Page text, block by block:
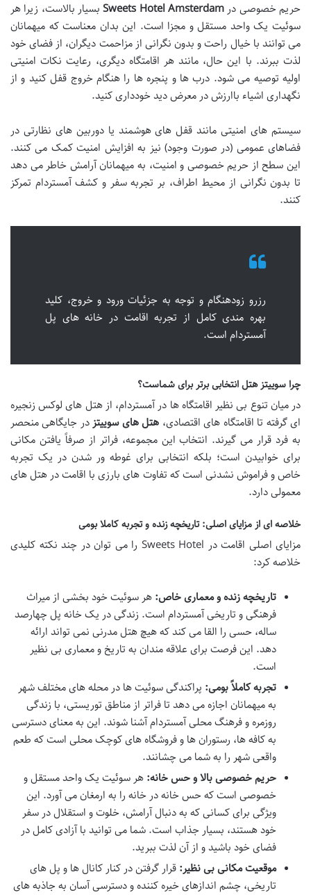
حریم خصوصی در Sweets Hotel Amsterdamبسیار بالاست، زیرا هر
سوئیت یک واحد مستقل و مجزا است. این بدان معناست که میهمانان
می توانند با خیال راحت و بدون نگرانی از مزاحمت دیگران، از فضای خود
لذت ببرند. با این حال، مانند هر اقامتگاه دیگری، رعایت نکات امنیتی
اولیه توصیه می شود. درب ها و پنجره ها را هنگام خروج قفل کنید و از
نگهداری اشیاء باارزش در معرض دید خودداری کنید.
سیستم های امنیتی مانند قفل های هوشمند یا دوربین های نظارتی در
فضاهای عمومی (در صورت وجود) نیز به افزایش امنیت کمک می کنند.
این سطح از حریم خصوصی و امنیت، به میهمانان آرامش خاطر می دهد
تا بدون نگرانی از محیط اطراف، بر تجربه سفر و کشف آمستردام تمرکز
کنند.
رزرو زودهنگام و توجه به جزئیات ورود و خروج، کلید
بهره مندی کامل از تجربه اقامت در خانه های پل
آمستردام است.
چرا سوییتز هتل انتخابی برتر برای شماست؟
در میان تنوع بی نظیر اقامتگاه ها در آمستردام، از هتل های لوکس زنجیره
ای گرفته تا اقامتگاه های اقتصادی، هتل های سوییتز در جایگاهی منحصر
به فرد قرار می گیرند. انتخاب این مجموعه، فراتر از صرفاً یافتن مکانی
برای خوابیدن است؛ بلکه انتخابی برای غوطه ور شدن در یک تجربه
خاص و فراموش نشدنی است که تفاوت های بارزی با اقامت در هتل های
معمولی دارد.
خلاصه ای از مزایای اصلی: تاریخچه زنده و تجربه کاملا بومی
مزایای اصلی اقامت در Sweets Hotel را می توان در چند نکته کلیدی
خلاصه کرد:
تاریخچه زنده و معماری خاص: هر سوئیت خود بخشی از میراث
فرهنگی و تاریخی آمستردام است. زندگی در یک خانه پل چهارصد
ساله، حسی را القا می کند که هیچ هتل مدرنی نمی تواند ارائه
دهد. این فرصت برای علاقه مندان به تاریخ و معماری بی نظیر
است.
تجربه کاملاً بومی: پراکندگی سوئیت ها در محله های مختلف شهر
به میهمانان اجازه می دهد تا فراتر از مناطق توریستی، با زندگی
روزمره و فرهنگ محلی آمستردام آشنا شوند. این به معنای دسترسی
به کافه ها، رستوران ها و فروشگاه های کوچک محلی است که طعم
واقعی شهر را به شما می چشانند.
حریم خصوصی بالا و حس خانه: هر سوئیت یک واحد مستقل و
خصوصی است که حس خانه در خانه را به ارمغان می آورد. این
ویژگی برای کسانی که به دنبال آرامش، خلوت و استقلال در سفر
خود هستند، بسیار جذاب است. شما می توانید با آزادی کامل در
فضای خود باشید و از آن لذت ببرید.
موقعیت مکانی بی نظیر: قرار گرفتن در کنار کانال ها و پل های
تاریخی، چشم اندازهای خیره کننده و دسترسی آسان به جاذبه های